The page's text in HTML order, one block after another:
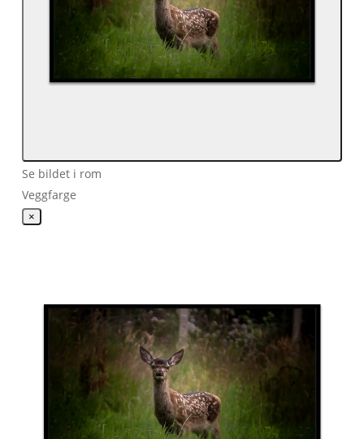
Se bildet i rom
Veggfarge
×